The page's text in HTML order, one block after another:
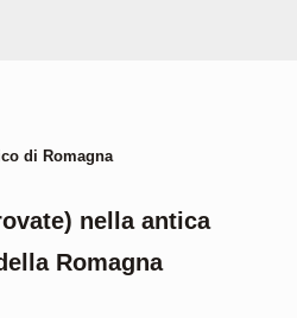
di Romagna
nella antica
Romagna